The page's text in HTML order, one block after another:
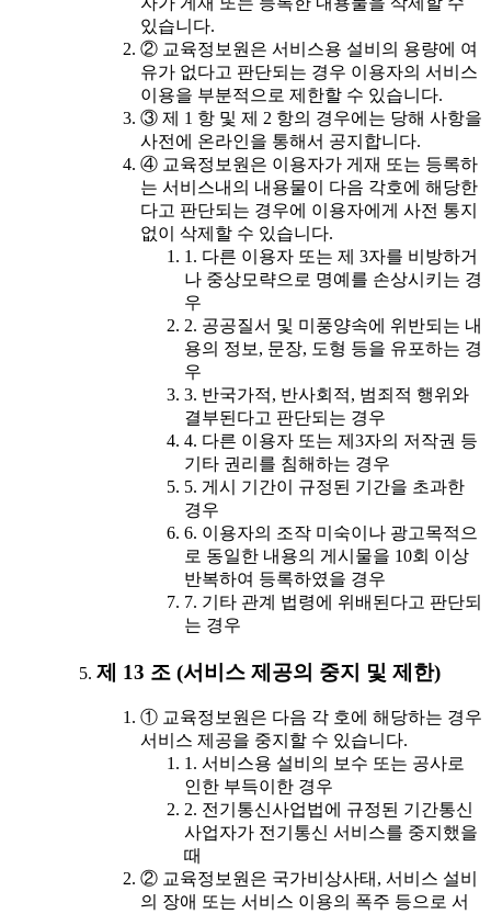
있습니다.
② 교육정보원은 서비스용 설비의 용량에 여
유가 없다고 판단되는 경우 이용자의 서비스
이용을 부분적으로 제한할 수 있습니다.
③ 제 1 항 및 제 2 항의 경우에는 당해 사항을
사전에 온라인을 통해서 공지합니다.
④ 교육정보원은 이용자가 게재 또는 등록하
는 서비스내의 내용물이 다음 각호에 해당한
다고 판단되는 경우에 이용자에게 사전 통지
없이 삭제할 수 있습니다.
1. 다른 이용자 또는 제 3자를 비방하거
나 중상모략으로 명예를 손상시키는 경
우
2. 공공질서 및 미풍양속에 위반되는 내
용의 정보, 문장, 도형 등을 유포하는 경
우
3. 반국가적, 반사회적, 범죄적 행위와
결부된다고 판단되는 경우
4. 다른 이용자 또는 제3자의 저작권 등
기타 권리를 침해하는 경우
5. 게시 기간이 규정된 기간을 초과한
경우
6. 이용자의 조작 미숙이나 광고목적으
로 동일한 내용의 게시물을 10회 이상
반복하여 등록하였을 경우
7. 기타 관계 법령에 위배된다고 판단되
는 경우
제 13 조 (서비스 제공의 중지 및 제한)
① 교육정보원은 다음 각 호에 해당하는 경우
서비스 제공을 중지할 수 있습니다.
1. 서비스용 설비의 보수 또는 공사로
인한 부득이한 경우
2. 전기통신사업법에 규정된 기간통신
사업자가 전기통신 서비스를 중지했을
때
② 교육정보원은 국가비상사태, 서비스 설비
의 장애 또는 서비스 이용의 폭주 등으로 서